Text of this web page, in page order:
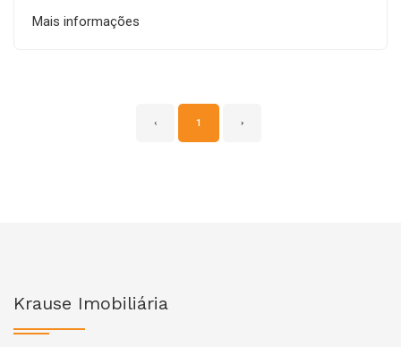
Mais informações
‹ 1 ›
Krause Imobiliária